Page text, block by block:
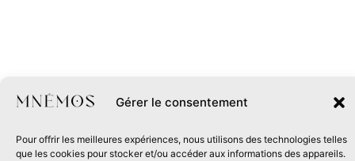
Gérer le consentement
Pour offrir les meilleures expériences, nous utilisons des technologies telles
que les cookies pour stocker et/ou accéder aux informations des appareils.